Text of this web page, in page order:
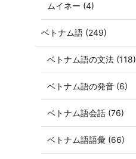
ムイネー (4)
ベトナム語 (249)
ベトナム語の文法 (118)
ベトナム語の発音 (6)
ベトナム語会話 (76)
ベトナム語語彙 (66)